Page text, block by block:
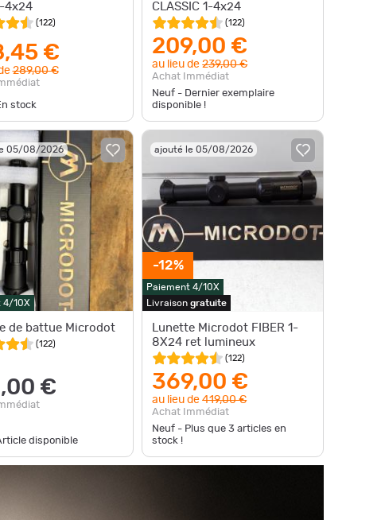
4x24
(122)
€
289,00 €
stock
CLASSIC 1-4x24
(122)
209,00 €
au lieu de239,00 €
Achat Immédiat
Neuf - Dernier exemplaire
disponible !
05/08/2026
4/10X
de battue Microdot
(122)
€
disponible
ajouté le 05/08/2026
-12%
Paiement 4/10X
Livraisongratuite
Lunette Microdot FIBER 1-
8X24 ret lumineux
(122)
369,00 €
au lieu de419,00 €
Achat Immédiat
Neuf - Plus que3 articles en
stock !